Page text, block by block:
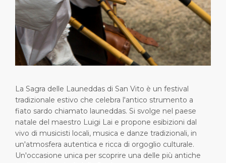
Brevi escursioni
Consigli utili
Negozi & Ristoranti
Salute, sicurezza & ambiente
Statistiche del porto
Carriere
Area media
Contatti
PORTO
CHI SIAMO
La Sagra delle Launeddas di San Vito è un festival
tradizionale estivo che celebra l'antico strumento a
fiato sardo chiamato launeddas. Si svolge nel paese
natale del maestro Luigi Lai e propone esibizioni dal
vivo di musicisti locali, musica e danze tradizionali, in
un'atmosfera autentica e ricca di orgoglio culturale.
Un'occasione unica per scoprire una delle più antiche